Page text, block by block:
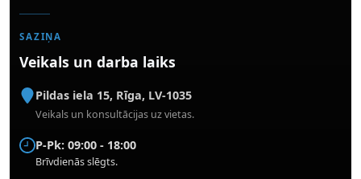
SAZIŅA
Veikals un darba laiks
Pildas iela 15, Rīga, LV-1035
Veikals un konsultācijas uz vietas.
P-Pk: 09:00 - 18:00
Brīvdienās slēgts.